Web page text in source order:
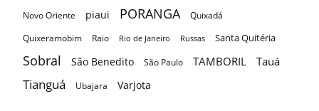
Novo Oriente piaui PORANGA
Quixadá
Quixeramobim
Raio Rio de Janeiro Russas Santa Quitéria
Sobral São Benedito São Paulo TAMBORIL Tauá
Tianguá Ubajara Varjota